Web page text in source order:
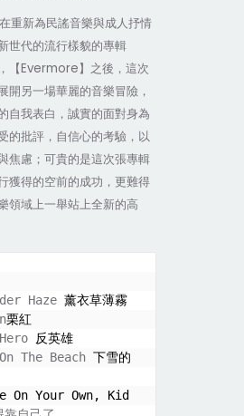
在重新為民謠音樂與成人抒情
世代的流行樣貌的專輯
【Evermore】之後，這次
開另一場華麗的音樂冒險，
自我表白，誠實的面對身為
的批評，自信心的考驗，以
焦慮；可貴的是這次張專輯
獲得的空前的成功，更難得
領域上一舉站上全新的高
Haze 薰衣草薄霧
栗紅
反英雄
The Beach 下雪的